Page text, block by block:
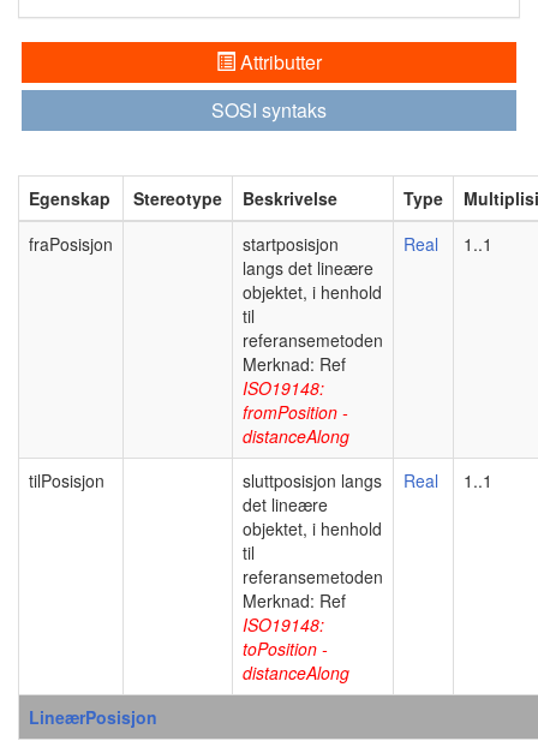
Attributter
SOSI syntaks
Egenskap Stereotype Beskrivelse Type
fraPosisjon
startposisjon
langs det lineære
objektet, i henhold
til
referansemetoden
Merknad: Ref
ISO19148:
fromPosition -
distanceAlong
Real 1..1
tilPosisjon
sluttposisjon langs
det lineære
objektet, i henhold
til
referansemetoden
Merknad: Ref
ISO19148:
toPosition -
distanceAlong
Real 1..1
LineærPosisjon